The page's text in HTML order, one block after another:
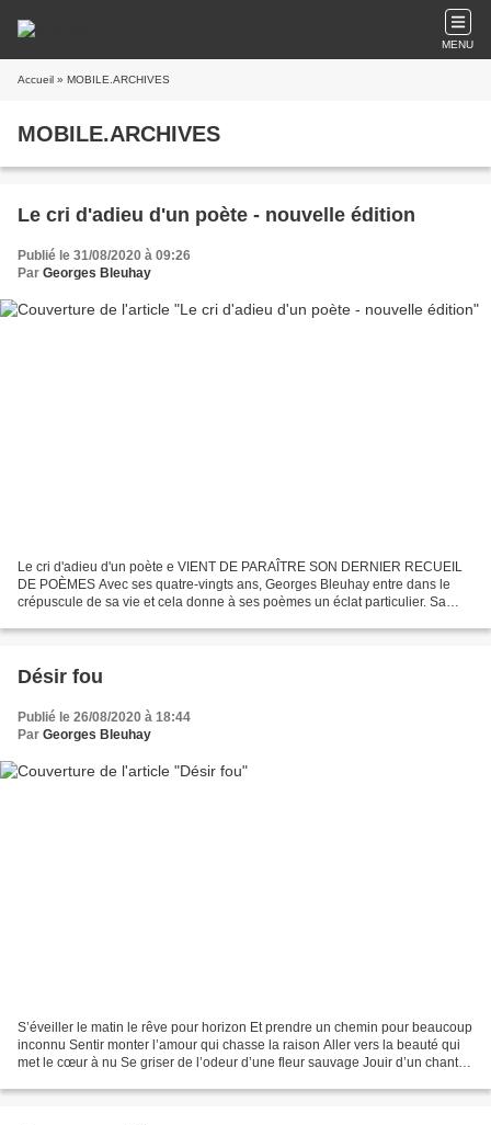
MENU
Accueil » MOBILE.ARCHIVES
MOBILE.ARCHIVES
Le cri d'adieu d'un poète - nouvelle édition
Publié le 31/08/2020 à 09:26
Par Georges Bleuhay
Le cri d'adieu d'un poète e VIENT DE PARAÎTRE SON DERNIER RECUEIL
DE POÈMES Avec ses quatre-vingts ans, Georges Bleuhay entre dans le
crépuscule de sa vie et cela donne à ses poèmes un éclat particulier. Sa
Désir fou
Publié le 26/08/2020 à 18:44
Par Georges Bleuhay
S’éveiller le matin le rêve pour horizon Et prendre un chemin pour beaucoup
inconnu Sentir monter l’amour qui chasse la raison Aller vers la beauté qui
met le cœur à nu Se griser de l’odeur d’une fleur sauvage Jouir d’un chant